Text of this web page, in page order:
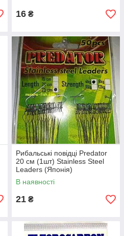
16 ₴
Рибальські повідці Predator
20 см (1шт) Stainless Steel
Leaders (Японія)
В наявності
21 ₴